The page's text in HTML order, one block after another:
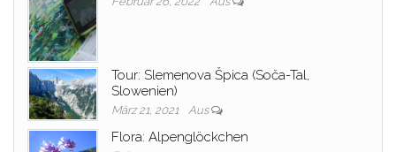
Tour: Slemenova Špica (Soča-Tal,
Slowenien)
März 21, 2021 Aus
Flora: Alpenglöckchen